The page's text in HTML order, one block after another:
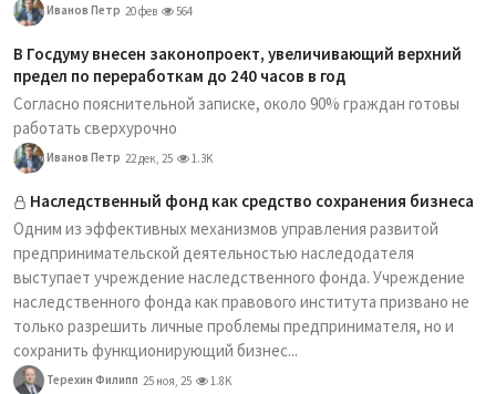
Иванов Петр 20 фев 564
В Госдуму внесен законопроект, увеличивающий верхний
предел по переработкам до 240 часов в год
Согласно пояснительной записке, около 90% граждан готовы
работать сверхурочно
Иванов Петр 22 дек, 25 1.3K
Наследственный фонд как средство сохранения бизнеса
Одним из эффективных механизмов управления развитой
предпринимательской деятельностью наследодателя
выступает учреждение наследственного фонда. Учреждение
наследственного фонда как правового института призвано не
только разрешить личные проблемы предпринимателя, но и
сохранить функционирующий бизнес...
Терехин Филипп 25 ноя, 25 1.8K